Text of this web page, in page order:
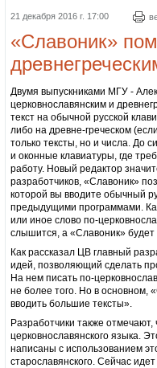
21 декабря 2016 г. 17:00
«Славоник»
Двумя выпускниками МГУ -
церковнославянским и
текст на обычной русской
либо на древне-греческом
только тексты, но и числа. До
и оконные клавиатуры, где
работу. Новый редактор
разработчиков, «Славоник»
которой вы вводите обычный
предыдущими программами.
или иное слово по-
слышится, а «Славоник» будет
Как рассказал ЦВ главный
идей, позволяющий сделать
На нем писать по-
не более того. Но в основном,
вводить большие тексты».
Разработчики также
церковнославянского языка.
написаны с использованием
старославянского. Сейчас